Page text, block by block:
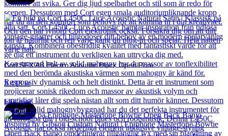
Cort SFX AB Electro Acoustic Black Open Pore
3 418kr
Läs mer
Cort